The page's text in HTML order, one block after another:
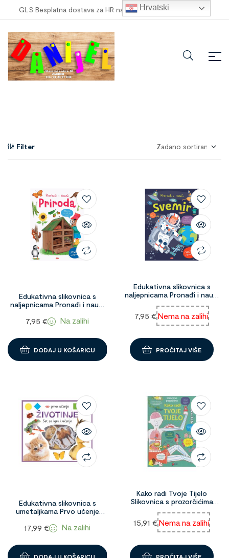
GLS Besplatna dostava za HR narudžbe veće od 100,00 €
Filter
Edukativna slikovnica s
naljepnicama Pronađi i nauči
7,95€ Na zalihi
DODAJ U KOŠARICU
Edukativna slikovnica s
naljepnicama Pronađi i nauči
7,95 €Nema na zalihi
PROČITAJ VIŠE
Edukativna slikovnica s
umetaljkama Prvo učenje
17,99€ Na zalihi
DODAJ U KOŠARICU
Kako radi Tvoje Tijelo
Slikovnica s prozorčićima
15,91 €Nema na zalihi
PROČITAJ VIŠE
Hrvatski